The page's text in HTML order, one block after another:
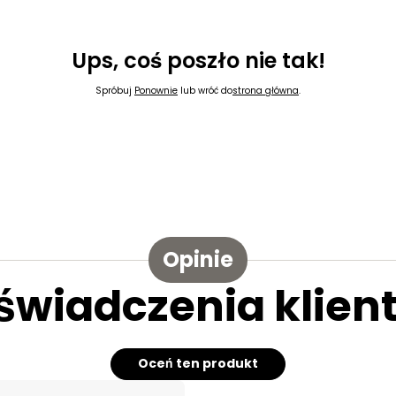
Ups, coś poszło nie tak!
Spróbuj Ponownie lub wróć dostrona główna.
Opinie
Oceń ten produkt